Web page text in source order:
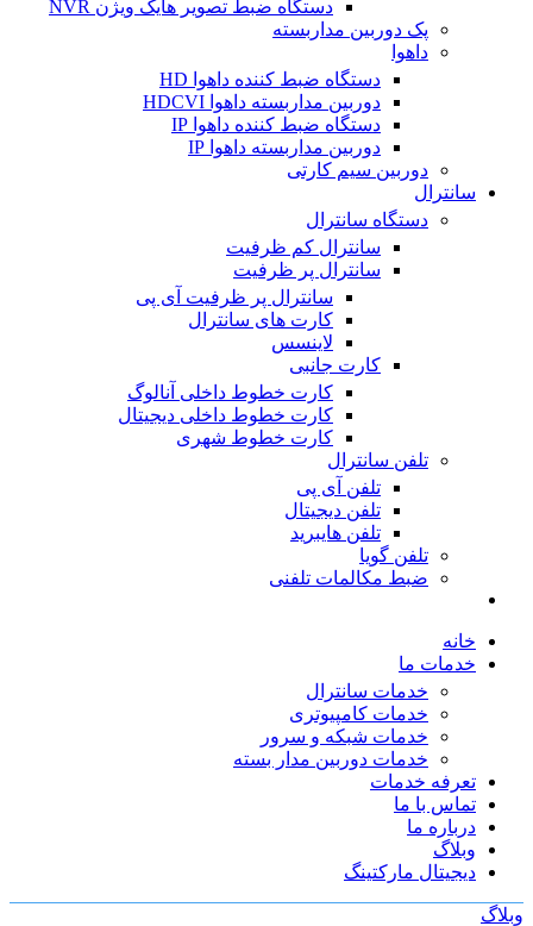
دستگاه ضبط تصویر هایک ویژن NVR
پک دوربین مداربسته
داهوا
دستگاه ضبط کننده داهوا HD
دوربین مداربسته داهوا HDCVI
دستگاه ضبط کننده داهوا IP
دوربین مداربسته داهوا IP
دوربین سیم کارتی
سانترال
دستگاه سانترال
سانترال کم ظرفیت
سانترال پر ظرفیت
سانترال پر ظرفیت آی پی
کارت های سانترال
لاینسس
کارت جانبی
کارت خطوط داخلی آنالوگ
کارت خطوط داخلی دیجیتال
کارت خطوط شهری
تلفن سانترال
تلفن آی پی
تلفن دیجیتال
تلفن هایبرید
تلفن گویا
ضبط مکالمات تلفنی
خانه
خدمات ما
خدمات سانترال
خدمات کامپیوتری
خدمات شبکه و سرور
خدمات دوربین مدار بسته
تعرفه خدمات
تماس با ما
درباره ما
وبلاگ
دیجیتال مارکتینگ
وبلاگ